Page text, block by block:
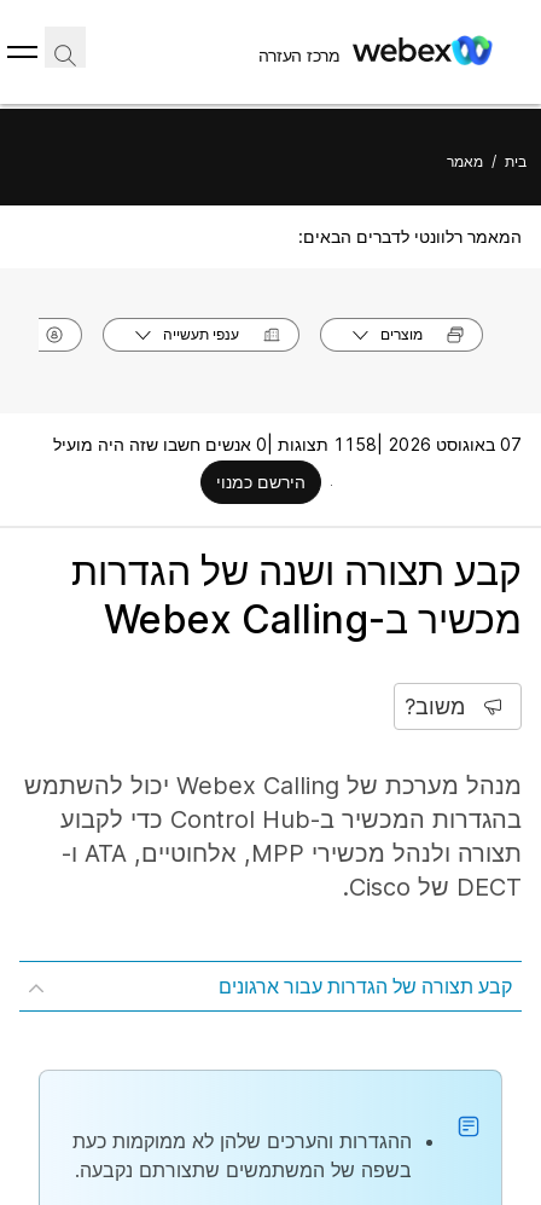
מרכז העזרה
בית / מאמר
המאמר רלוונטי לדברים הבאים:
מוצרים ענפי תעשייה
07 באוגוסט 2026 | 1158 תצוגות |
0 אנשים חשבו שזה היה מועיל
הירשם כמנוי
קבע תצורה ושנה של הגדרות
מכשיר ב-Webex Calling
משוב?
מנהל מערכת של Webex Calling יכול להשתמש
בהגדרות המכשיר ב-Control Hub כדי לקבוע
תצורה ולנהל מכשירי MPP, אלחוטיים, ATA ו-
DECT של Cisco.
קבע תצורה של הגדרות עבור ארגונים
ההגדרות והערכים שלהן לא ממוקמות כעת
בשפה של המשתמשים שתצורתם נקבעה.